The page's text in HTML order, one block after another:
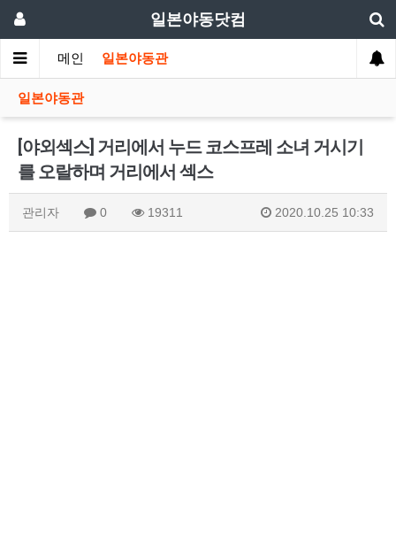
일본야동닷컴
메인 일본야동관
일본야동관
[야외섹스] 거리에서 누드 코스프레 소녀 거시기
를 오랄하며 거리에서 섹스
관리자 0 19311 2020.10.25 10:33